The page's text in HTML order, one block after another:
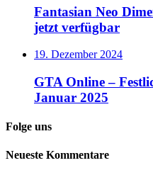
Fantasian Neo
jetzt verfügbar
19. Dezember 2024
GTA Online –
Januar 2025
Folge uns
Neueste Kommentare